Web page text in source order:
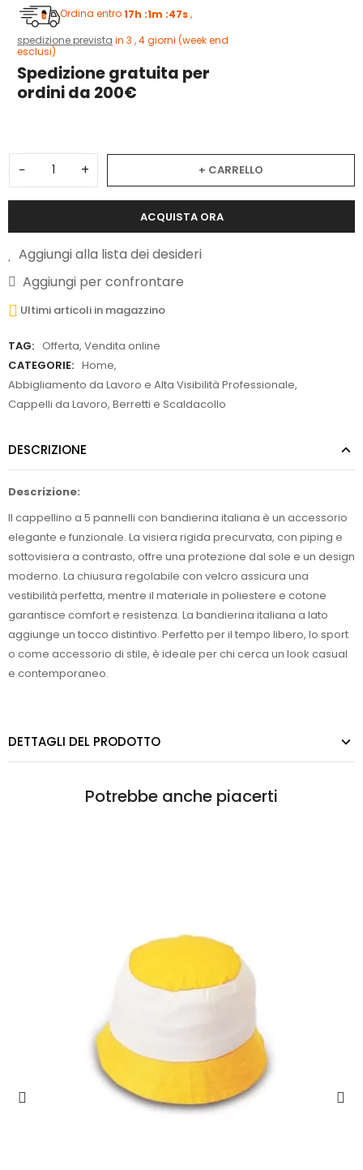
Ordina entro17h :1m :46s,
spedizione prevista in 3 , 4 giorni (week end
esclusi)
Spedizione gratuita per
ordini da 200€
− + + CARRELLO
ACQUISTA ORA
Aggiungi alla lista dei desideri
Aggiungi per confrontare
Ultimi articoli in magazzino
TAG: Offerta, Vendita online
CATEGORIE: Home,
Abbigliamento da Lavoro e Alta Visibilità Professionale,
Cappelli da Lavoro, Berretti e Scaldacollo
DESCRIZIONE
Descrizione:
Il cappellino a 5 pannelli con bandierina italiana è un accessorio
elegante e funzionale. La visiera rigida precurvata, con piping e
sottovisiera a contrasto, offre una protezione dal sole e un design
moderno. La chiusura regolabile con velcro assicura una
vestibilità perfetta, mentre il materiale in poliestere e cotone
garantisce comfort e resistenza. La bandierina italiana a lato
aggiunge un tocco distintivo. Perfetto per il tempo libero, lo sport
o come accessorio di stile, è ideale per chi cerca un look casual
e contemporaneo.
DETTAGLI DEL PRODOTTO
Potrebbe anche piacerti